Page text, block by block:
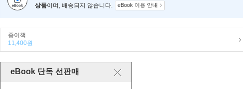
상품이며, 배송되지 않습니다. eBook 이용 안내
종이책
11,400원
eBook 단독 선판매